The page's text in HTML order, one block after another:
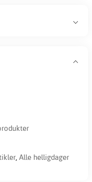
, Alle helligdager